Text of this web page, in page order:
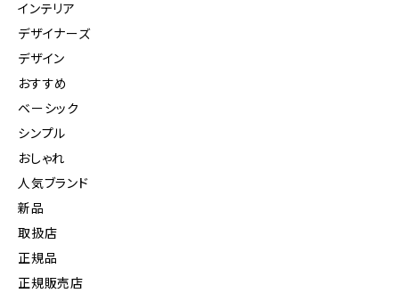
インテリア
デザイナーズ
デザイン
おすすめ
ベーシック
シンプル
おしゃれ
人気ブランド
新品
取扱店
正規品
正規販売店